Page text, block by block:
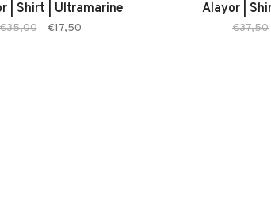
| Shirt | Ultramarine
€17,50
Alayor |
€37,50